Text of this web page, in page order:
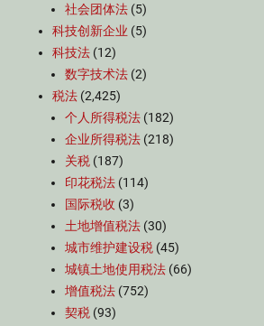
社会团体法 (5)
科技创新企业 (5)
科技法 (12)
数字技术法 (2)
税法 (2,425)
个人所得税法 (182)
企业所得税法 (218)
关税 (187)
印花税法 (114)
国际税收 (3)
土地增值税法 (30)
城市维护建设税 (45)
城镇土地使用税法 (66)
增值税法 (752)
契税 (93)